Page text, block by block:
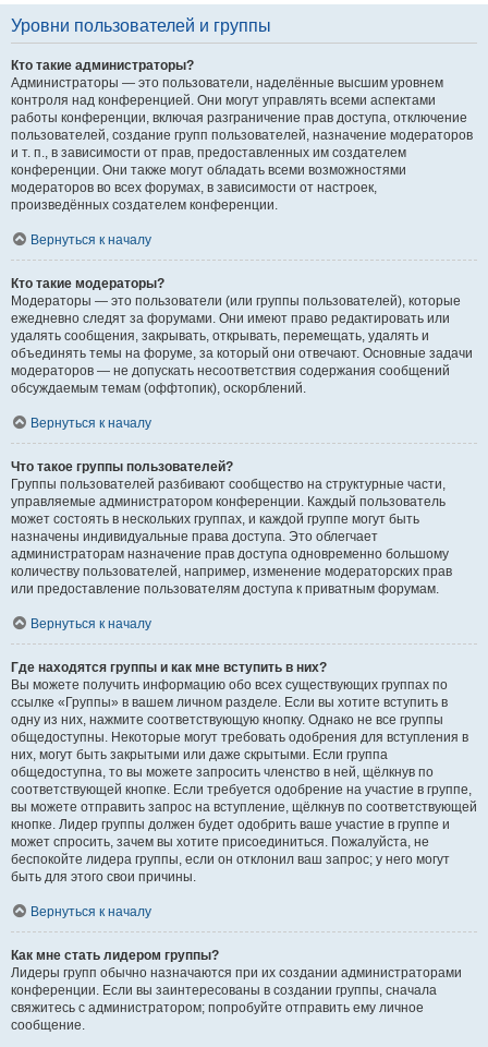
Уровни пользователей и группы
Кто такие администраторы?
Администраторы — это пользователи, наделённые высшим уровнем
контроля над конференцией. Они могут управлять всеми аспектами
работы конференции, включая разграничение прав доступа, отключение
пользователей, создание групп пользователей, назначение модераторов
и т. п., в зависимости от прав, предоставленных им создателем
конференции. Они также могут обладать всеми возможностями
модераторов во всех форумах, в зависимости от настроек,
произведённых создателем конференции.
Вернуться к началу
Кто такие модераторы?
Модераторы — это пользователи (или группы пользователей), которые
ежедневно следят за форумами. Они имеют право редактировать или
удалять сообщения, закрывать, открывать, перемещать, удалять и
объединять темы на форуме, за который они отвечают. Основные задачи
модераторов — не допускать несоответствия содержания сообщений
обсуждаемым темам (оффтопик), оскорблений.
Вернуться к началу
Что такое группы пользователей?
Группы пользователей разбивают сообщество на структурные части,
управляемые администратором конференции. Каждый пользователь
может состоять в нескольких группах, и каждой группе могут быть
назначены индивидуальные права доступа. Это облегчает
администраторам назначение прав доступа одновременно большому
количеству пользователей, например, изменение модераторских прав
или предоставление пользователям доступа к приватным форумам.
Вернуться к началу
Где находятся группы и как мне вступить в них?
Вы можете получить информацию обо всех существующих группах по
ссылке «Группы» в вашем личном разделе. Если вы хотите вступить в
одну из них, нажмите соответствующую кнопку. Однако не все группы
общедоступны. Некоторые могут требовать одобрения для вступления в
них, могут быть закрытыми или даже скрытыми. Если группа
общедоступна, то вы можете запросить членство в ней, щёлкнув по
соответствующей кнопке. Если требуется одобрение на участие в группе,
вы можете отправить запрос на вступление, щёлкнув по соответствующей
кнопке. Лидер группы должен будет одобрить ваше участие в группе и
может спросить, зачем вы хотите присоединиться. Пожалуйста, не
беспокойте лидера группы, если он отклонил ваш запрос; у него могут
быть для этого свои причины.
Вернуться к началу
Как мне стать лидером группы?
Лидеры групп обычно назначаются при их создании администраторами
конференции. Если вы заинтересованы в создании группы, сначала
свяжитесь с администратором; попробуйте отправить ему личное
сообщение.